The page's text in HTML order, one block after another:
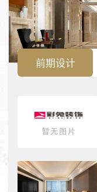
前期设计